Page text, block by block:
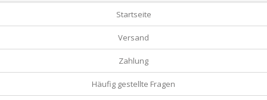
Startseite
Versand
Zahlung
Häufig gestellte Fragen